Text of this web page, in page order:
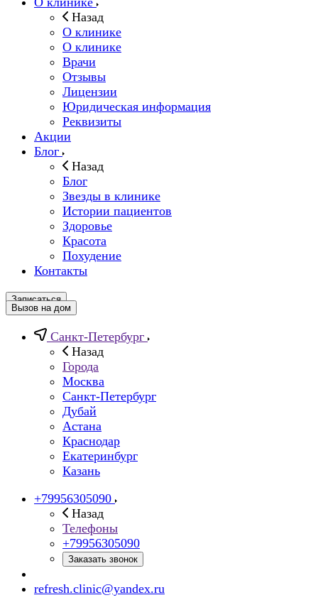
Назад
О клинике
О клинике
Врачи
Отзывы
Лицензии
Юридическая информация
Реквизиты
Акции
Блог
Назад
Блог
Звезды в клинике
Истории пациентов
Здоровье
Красота
Похудение
Контакты
Записаться
Вызов на дом
Санкт-Петербург
Назад
Города
Москва
Санкт-Петербург
Дубай
Астана
Краснодар
Екатеринбург
Казань
+79956305090
Назад
Телефоны
+79956305090
Заказать звонок
refresh.clinic@yandex.ru